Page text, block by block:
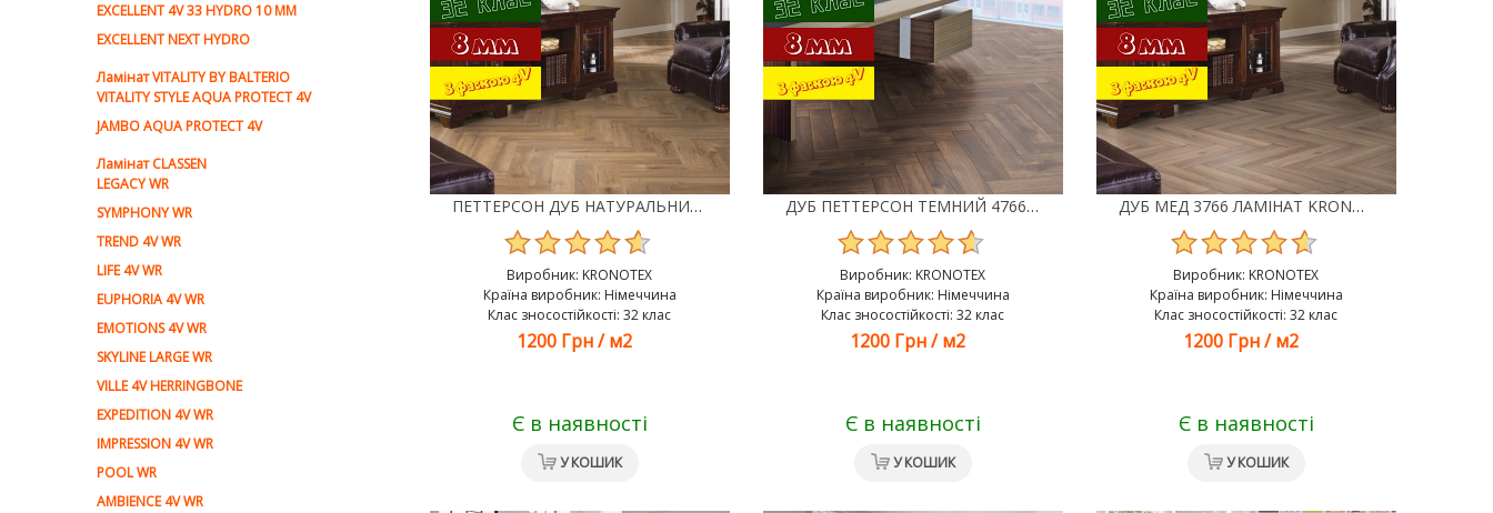
EXCELLENT 4V 33 HYDRO 10 ММ
EXCELLENT NEXT HYDRO
Ламiнат VITALITY BY BALTERIO
VITALITY STYLE AQUA PROTECT 4V
JAMBO AQUA PROTECT 4V
Ламiнат CLASSEN
LEGACY WR
SYMPHONY WR
TREND 4V WR
LIFE 4V WR
EUPHORIA 4V WR
EMOTIONS 4V WR
SKYLINE LARGE WR
VILLE 4V HERRINGBONE
EXPEDITION 4V WR
IMPRESSION 4V WR
POOL WR
AMBIENCE 4V WR
ПЕТТЕРСОН ДУБ НАТУРАЛЬНИЙ 4764 ЛАМІНАТ KRONOTEX HERRINGBONE
Виробник: KRONOTEX
Країна виробник: Німеччина
Клас зносостійкості: 32 клас
1200 Грн/м2
Є в наявності
У КОШИК
ДУБ ПЕТТЕРСОН ТЕМНИЙ 4766 ЛАМІНАТ KRONOTEX HERRINGBONE
Виробник: KRONOTEX
Країна виробник: Німеччина
Клас зносостійкості: 32 клас
1200 Грн/м2
Є в наявності
У КОШИК
ДУБ МЕД 3766 ЛАМІНАТ KRONOTEX HERRINGBONE
Виробник: KRONOTEX
Країна виробник: Німеччина
Клас зносостійкості: 32 клас
1200 Грн/м2
Є в наявності
У КОШИК